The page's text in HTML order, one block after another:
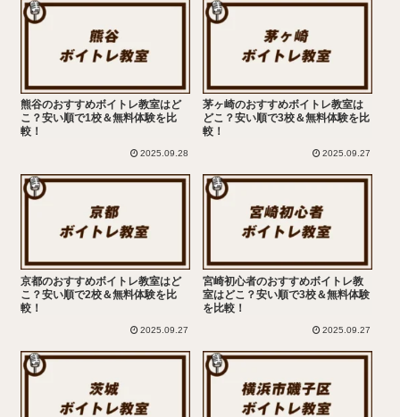
熊谷のおすすめボイトレ教室はど
こ？安い順で1校＆無料体験を比
較！
2025.09.28
茅ヶ崎のおすすめボイトレ教室は
どこ？安い順で3校＆無料体験を比
較！
2025.09.27
京都のおすすめボイトレ教室はど
こ？安い順で2校＆無料体験を比
較！
2025.09.27
宮崎初心者のおすすめボイトレ教
室はどこ？安い順で3校＆無料体験
を比較！
2025.09.27